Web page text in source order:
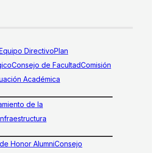
DirectivoPlan
Consejo de FacultadComisión
Académica
de la
Honor AlumniConsejo